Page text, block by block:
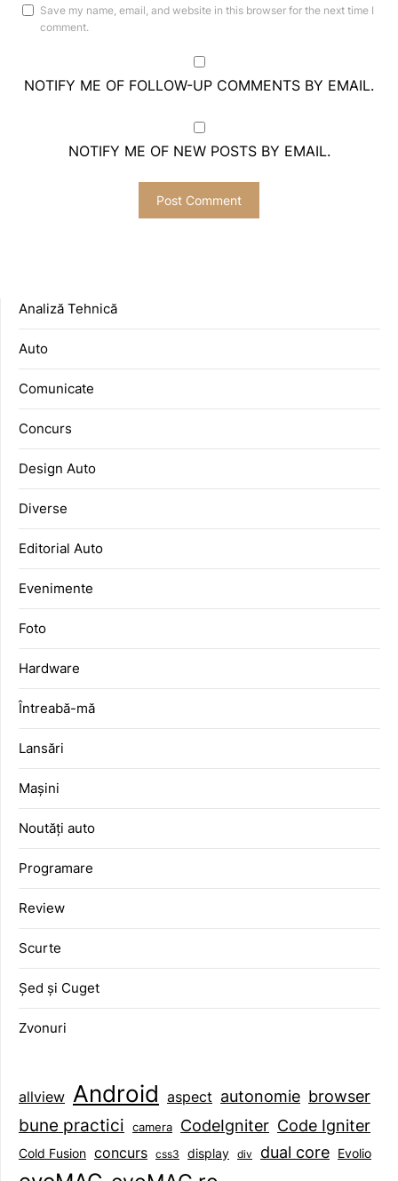
Save my name, email, and website in this browser for the next time I
comment.
NOTIFY ME OF FOLLOW-UP COMMENTS BY EMAIL.
NOTIFY ME OF NEW POSTS BY EMAIL.
Analiză Tehnică
Auto
Comunicate
Concurs
Design Auto
Diverse
Editorial Auto
Evenimente
Foto
Hardware
Întreabă-mă
Lansări
Mașini
Noutăți auto
Programare
Review
Scurte
Șed și Cuget
Zvonuri
allview Android aspect autonomie browser
bune practici camera CodeIgniter Code Igniter
Cold Fusion concurs css3 display div dual core Evolio